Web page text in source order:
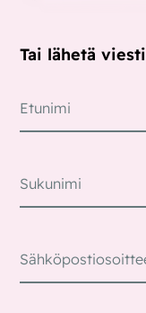
Tai lähetä viesti